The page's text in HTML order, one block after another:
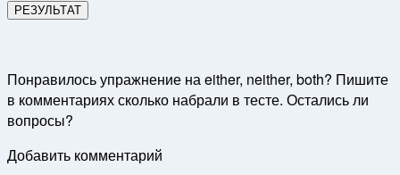
Понравилось упражнение на either, neither, both? Пишите
в комментариях сколько набрали в тесте. Остались ли
вопросы?
Добавить комментарий